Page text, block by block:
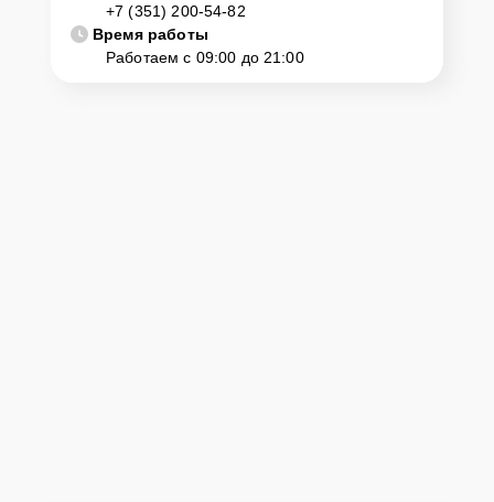
+7 (351) 200-54-82
Время работы
Работаем с 09:00 до 21:00